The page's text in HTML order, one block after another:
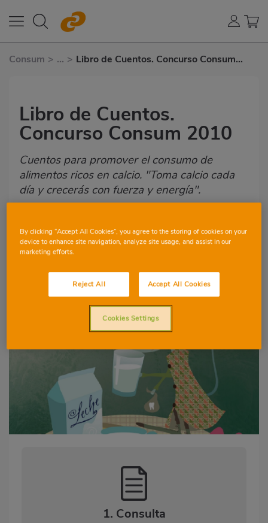
Consum > ... > Libro de Cuentos. Concurso Consum
Libro de Cuentos.
Concurso Consum 2010
Cuentos para promover el consumo de
alimentos ricos en calcio. "Toma calcio cada
día y crecerás con fuerza y energía".
ACTIVIDAD EN EL AULA VER TODO
11-12 AÑOS LIBRO DE CUENTOS
1. Consulta
By clicking “Accept All Cookies”, you agree to the storing of cookies on your
device to enhance site navigation, analyze site usage, and assist in our
marketing efforts.
Reject All Accept All Cookies
Cookies Settings